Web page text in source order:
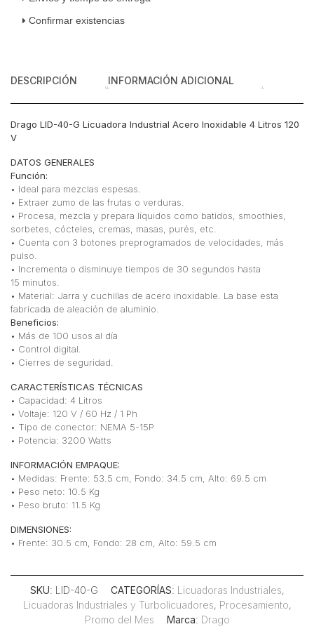
cantidad
Confirmar existencias
DESCRIPCIÓN INFORMACIÓN ADICIONAL
Drago LID-40-G Licuadora Industrial Acero Inoxidable 4 Litros 120
V
DATOS GENERALES
Función:
• Ideal para mezclas espesas.
• Extraer zumo de las frutas o verduras.
• Procesa, mezcla y prepara líquidos como batidos, smoothies,
sorbetes, cócteles, cremas, masas, purés, etc.
• Cuenta con 3 botones preprogramados de velocidades, más
pulso.
• Incrementa o disminuye tiempos de 30 segundos hasta
15 minutos.
• Material: Jarra y cuchillas de acero inoxidable. La base esta
fabricada de aleación de aluminio.
Beneficios:
• Más de 100 usos al día
• Control digital.
• Cierres de seguridad.
CARACTERÍSTICAS TÉCNICAS
• Capacidad: 4 Litros
• Voltaje: 120 V / 60 Hz / 1 Ph
• Tipo de conector: NEMA 5-15P
• Potencia: 3200 Watts
INFORMACIÓN EMPAQUE:
• Medidas: Frente: 53.5 cm, Fondo: 34.5 cm, Alto: 69.5 cm
• Peso neto: 10.5 Kg
• Peso bruto: 11.5 Kg
DIMENSIONES:
• Frente: 30.5 cm, Fondo: 28 cm, Alto: 59.5 cm
SKU: LID-40-G CATEGORÍAS: Licuadoras Industriales,
Licuadoras Industriales y Turbolicuadores, Procesamiento,
Promo del Mes
Marca: Drago